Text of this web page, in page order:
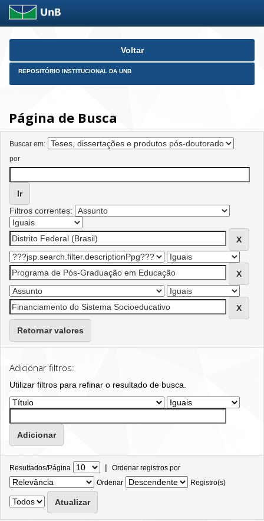
Skip
Voltar
REPOSITÓRIO INSTITUCIONAL DA UNB
Página de Busca
Buscar em:
por
Filtros correntes:
Retornar valores
Adicionar filtros:
Utilizar filtros para refinar o resultado de busca.
Resultados/Página | Ordenar registros por
Ordenar
Registro(s)